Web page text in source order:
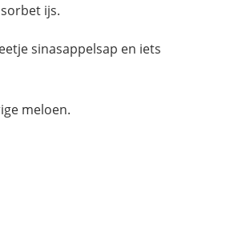
sorbet ijs.
sinasappelsap en iets
meloen.